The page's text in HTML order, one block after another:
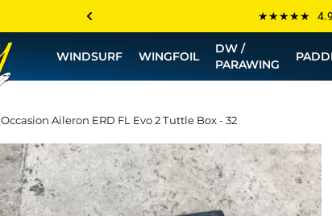
Les plus
Jusqu’à -75%
💰 Meilleur prix
WINDSURF WINGFOIL
DW /
PARAWING
Occasion Aileron ERD FL Evo 2 Tuttle Box - 32